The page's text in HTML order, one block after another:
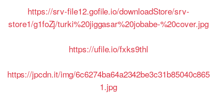
https://srv-file12.gofile.io/downloadStore/srv-
store1/g1foZj/turki%20jiggasar%20jobabe-%20cover.jpg
https://ufile.io/fxks9thl
https://jpcdn.it/img/6c6274ba64a2342be3c31b85040c865
1.jpg